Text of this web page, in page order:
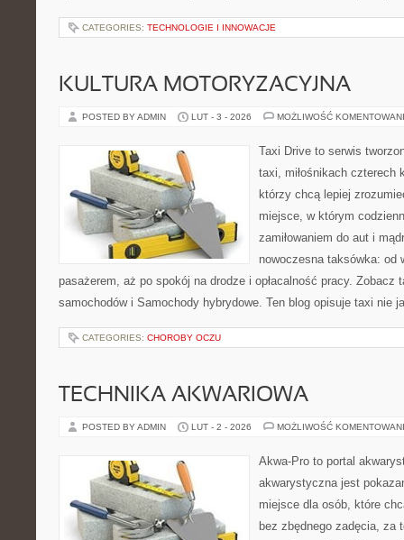
CATEGORIES: TECHNOLOGIE I INNOWACJE
KULTURA MOTORYZACYJNA
POSTED BY ADMIN LUT - 3 - 2026 MOŻLIWOŚĆ
Taxi Drive to serwis
taxi, miłośnikach czterech
którzy chcą lepiej
miejsce, w którym
zamiłowaniem do aut i
nowoczesna taksówka: od
pasażerem, aż po spokój na drodze i opłacalność pracy. Zobacz
samochodów i Samochody hybrydowe. Ten blog opisuje taxi nie
CATEGORIES: CHOROBY OCZU
TECHNIKA AKWARIOWA
POSTED BY ADMIN LUT - 2 - 2026 MOŻLIWOŚĆ
Akwa-Pro to portal
akwarystyczna jest
miejsce dla osób, które
bez zbędnego zadęcia, za